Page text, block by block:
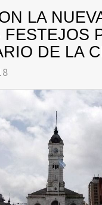
LA
FESTEJOS
DE LA